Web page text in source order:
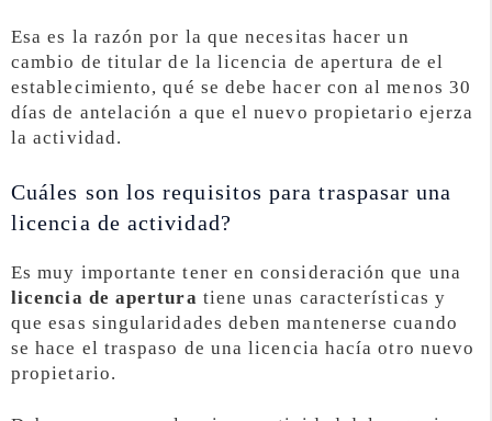
Esa es la razón por la que necesitas hacer un
cambio de titular de la licencia de apertura de el
establecimiento, qué se debe hacer con al menos 30
días de antelación a que el nuevo propietario ejerza
la actividad.
Cuáles son los requisitos para traspasar una
licencia de actividad?
Es muy importante tener en consideración que una
licencia de apertura tiene unas características y
que esas singularidades deben mantenerse cuando
se hace el traspaso de una licencia hacía otro nuevo
propietario.